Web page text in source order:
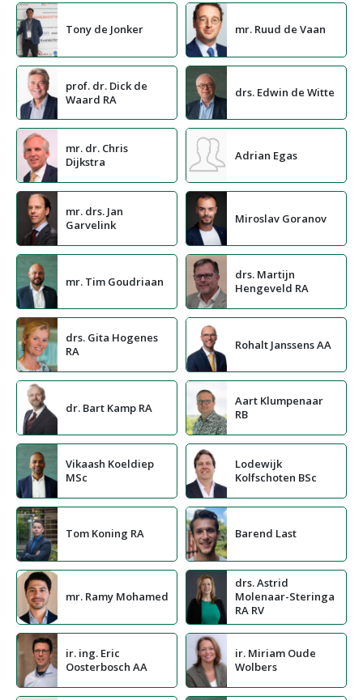
Tony de Jonker mr. Ruud de Vaan
prof. dr. Dick de
Waard RA
drs. Edwin de Witte
mr. dr. Chris
Dijkstra
Adrian Egas
mr. drs. Jan
Garvelink
Miroslav Goranov
mr. Tim Goudriaan
drs. Martijn
Hengeveld RA
drs. Gita Hogenes
RA
Rohalt Janssens AA
dr. Bart Kamp RA
Aart Klumpenaar
RB
Vikaash Koeldiep
MSc
Lodewijk
Kolfschoten BSc
Tom Koning RA Barend Last
mr. Ramy Mohamed
drs. Astrid
Molenaar-Steringa
RA RV
ir. ing. Eric
Oosterbosch AA
ir. Miriam Oude
Wolbers